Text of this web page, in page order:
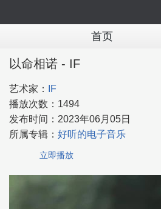
首页
以命相诺 - IF
艺术家：
IF
播放次数： 1494
发布时间： 2023年06月05日
所属专辑： 好听的电子音乐
立即播放